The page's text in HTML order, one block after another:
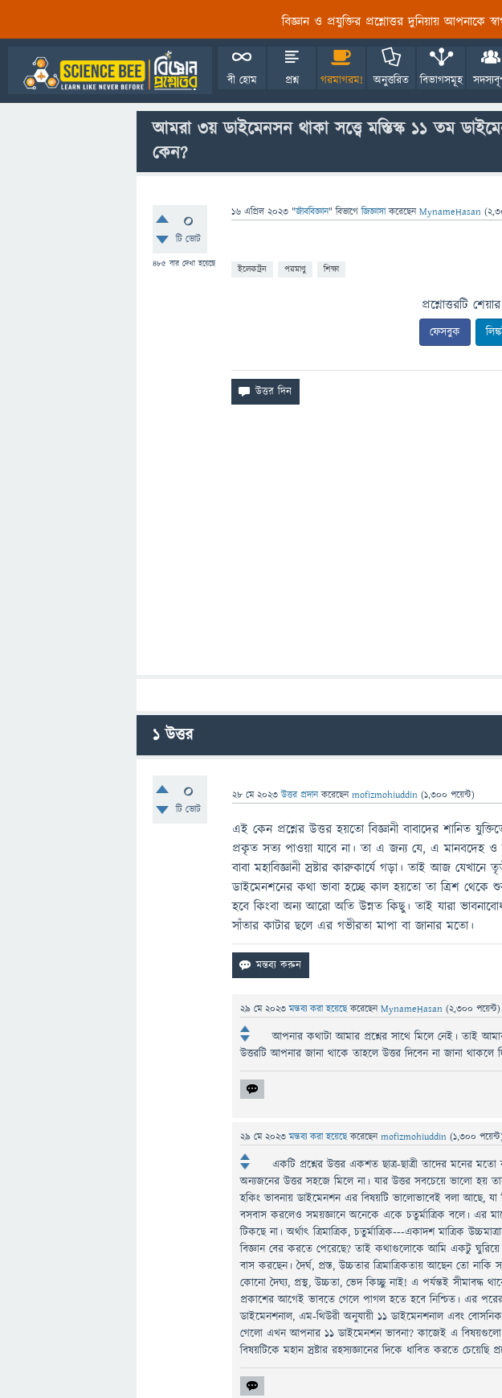
বিজ্ঞান ও প্রযুক্তির প্রশ্নোত্তর দুনিয়ায় আপনাকে
বী হোম প্রশ্ন গরমাগরম! অনুত্তরিত বিভাগসমূহ
আমরা ৩য় ডাইমেনসন থাকা সত্ত্বে মস্তিস্ক ১১ তম
কেন?
0
টি ভোট
485 বার দেখা হয়েছে
16 এপ্রিল 2023 "জীববিজ্ঞান" বিভাগে জিজ্ঞাসাকরেছেনMynameHasan (
ইলেকট্রন পরমাণু শিক্ষা
প্রশ্নোত্তরটি
ফেসবুক
1উত্তর
0
টি ভোট
28 মে 2023 উত্তর প্রদান করেছেনmofizmohiuddin (1,300 পয়েন্ট)
এই কেন প্রশ্নের উত্তর হয়তো বিজ্ঞানী বাবাদের শানিত
প্রকৃত সত্য পাওয়া যাবে না। তা এ জন্য যে, এ মানবদেহ ও
বাবা মহাবিজ্ঞানী স্রষ্টার কারুকার্যে গড়া। তাই আজ
ডাইমেনশনের কথা ভাবা হচ্ছে কাল হয়তো তা ত্রিশ
হবে কিংবা অন্য আরো অতি উন্নত কিছু। তাই যারা
সাঁতার কাটার ছলে এর গভীরতা মাপা বা জানার মতো।
29 মে 2023 মন্তব্য করা হয়েছেকরেছেনMynameHasan (2,300 পয়েন্ট)
আপনার কথাটা আমার প্রশ্নের সাথে মিলে নেই। তাই
উত্তরটি আপনার জানা থাকে তাহলে উত্তর দিবেন না জানা থাকলে
29 মে 2023 মন্তব্য করা হয়েছেকরেছেনmofizmohiuddin (1,300 পয়েন্ট)
একটি প্রশ্নের উত্তর একশত ছাত্র-ছাত্রী তাদের মনের
অন্যজনের উত্তর সহজে মিলে না। যার উত্তর সবচেয়ে ভালো হয়
হকিং ভাবনায় ডাইমেনশন এর বিষয়টি ভালোভাবেই বলা আছে, যা
বসবাস করলেও সময়জ্ঞানে অনেকে একে চতুর্মাত্রিক বলে। এর
টিকছে না। অর্থাৎ ত্রিমাত্রিক, চতুর্মাত্রিক---একাদশ মাত্রিক
বিজ্ঞান বের করতে পেরেছে? তাই কথাগুলোকে আমি একটু ঘুরিয়ে
বাস করছেন। দৈর্ঘ, প্রস্ত, উচ্চতার ত্রিমাত্রিকতায় আছেন তো নাকি
কোনো দৈঘ্য, প্রস্থ, উচ্চতা, ভেদ কিচ্ছু নাই! এ পর্যন্তই সীমাবদ্ধ
প্রকাশের আগেই ভাবতে গেলে পাগল হতে হবে নিশ্চিত। এর পরের
ডাইমেনশনাল, এম-থিউরী অনুযায়ী ১১ ডাইমেনশনাল এবং
গেলো এখন আপনার ১১ ডাইমেনশন ভাবনা? কাজেই এ বিষয়গুলো
বিষয়টিকে মহান স্রষ্টার রহস্যজ্ঞানের দিকে ধাবিত করতে চেয়েছি